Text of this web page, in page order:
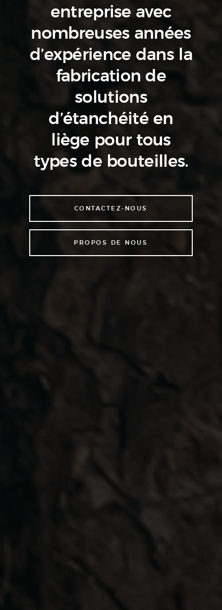
entreprise avec
nombreuses années
d’expérience dans la
fabrication de
solutions
d’étanchéité en
liège pour tous
types de bouteilles.
CONTACTEZ-NOUS
PROPOS DE NOUS